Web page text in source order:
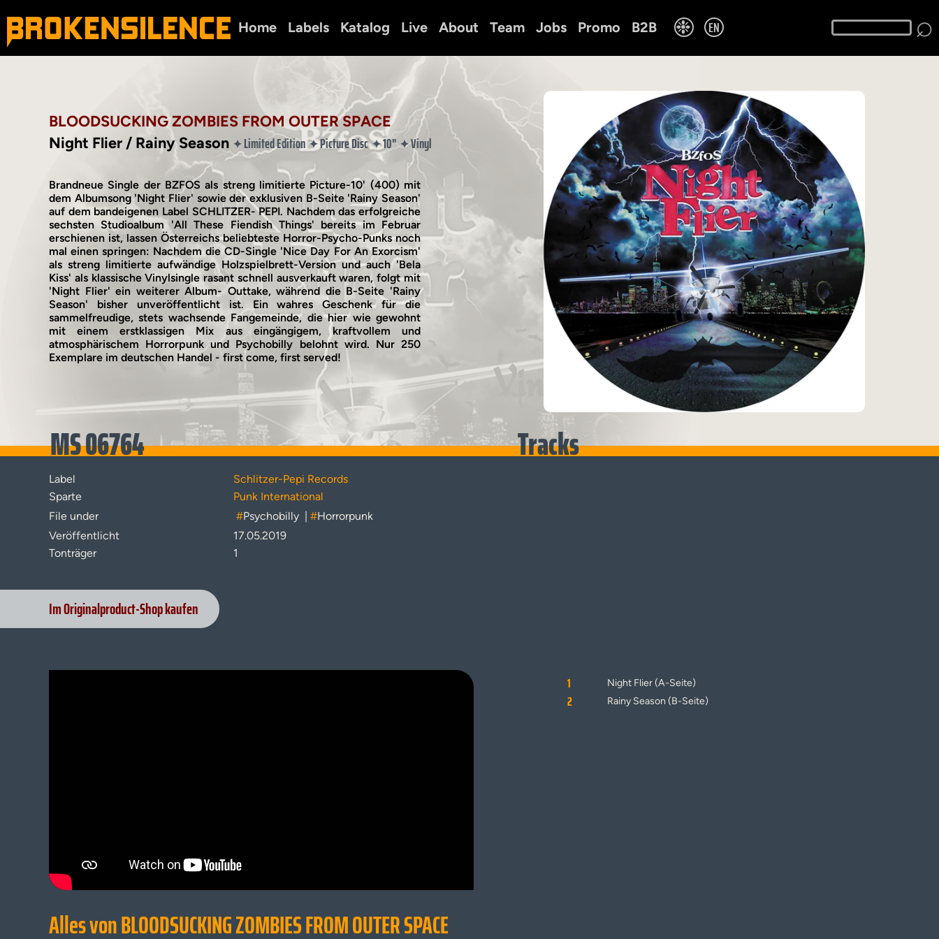
Vinyl
Home Labels Katalog Live About Team Jobs Promo B2B ❉ EN ⌕
BLOODSUCKING ZOMBIES FROM OUTER SPACE
Night Flier / Rainy Season ✦Limited Edition ✦Picture Disc ✦10" ✦Vinyl
Brandneue Single der BZFOS als streng limitierte Picture-10' (400) mit
dem Albumsong 'Night Flier' sowie der exklusiven B-Seite 'Rainy Season'
auf dem bandeigenen Label SCHLITZER- PEPI. Nachdem das erfolgreiche
sechsten Studioalbum 'All These Fiendish Things' bereits im Februar
erschienen ist, lassen Österreichs beliebteste Horror-Psycho-Punks noch
mal einen springen: Nachdem die CD-Single 'Nice Day For An Exorcism'
als streng limitierte aufwändige Holzspielbrett-Version und auch 'Bela
Kiss' als klassische Vinylsingle rasant schnell ausverkauft waren, folgt mit
'Night Flier' ein weiterer Album- Outtake, während die B-Seite 'Rainy
Season' bisher unveröffentlicht ist. Ein wahres Geschenk für die
sammelfreudige, stets wachsende Fangemeinde, die hier wie gewohnt
mit einem erstklassigen Mix aus eingängigem, kraftvollem und
atmosphärischem Horrorpunk und Psychobilly belohnt wird. Nur 250
Exemplare im deutschen Handel - first come, first served!
MS 06764 Tracks
Label
Schlitzer-Pepi Records
Sparte
Punk International
File under
#Psychobilly | #Horrorpunk
Veröffentlicht
17.05.2019
Tonträger
1
Im Originalproduct-Shop kaufen
1 Night Flier (A-Seite)
2 Rainy Season (B-Seite)
Alles von BLOODSUCKING ZOMBIES FROM OUTER SPACE